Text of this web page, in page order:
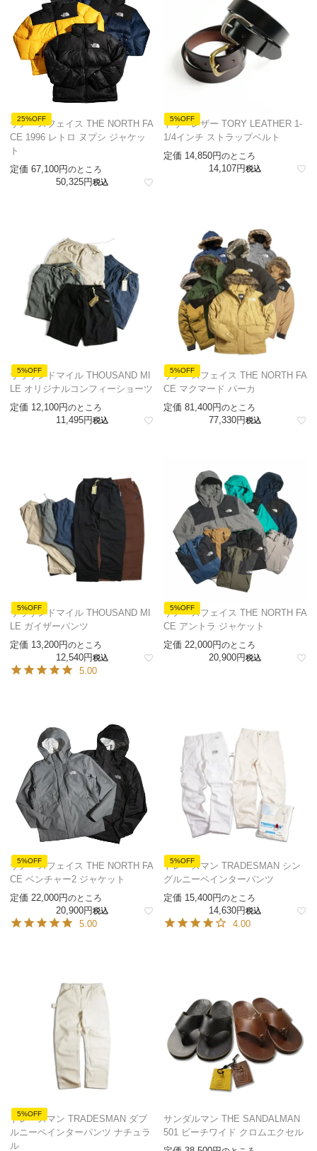
25%OFF
ザノースフェイス THE NORTH FA
CE 1996 レトロ ヌプシ ジャケッ
ト
定価 67,100 のところ
50,325 税込
5%OFF
トリーレザー TORY LEATHER 1-
1/4インチ ストラップベルト
定価 14,850 のところ
14,107 税込
5%OFF
サウザンドマイル THOUSAND MI
LE オリジナルコンフィーショーツ
定価 12,100 のところ
11,495 税込
5%OFF
ザノースフェイス THE NORTH FA
CE マクマード パーカ
定価 81,400 のところ
77,330 税込
5%OFF
サウザンドマイル THOUSAND MI
LE ガイザーパンツ
定価 13,200 のところ
12,540 税込
5.00
5%OFF
ザノースフェイス THE NORTH FA
CE アントラ ジャケット
定価 22,000 のところ
20,900 税込
5%OFF
ザノースフェイス THE NORTH FA
CE ベンチャー2 ジャケット
定価 22,000 のところ
20,900 税込
5.00
5%OFF
トレーズマン TRADESMAN シン
グルニーペインターパンツ
定価 15,400 のところ
14,630 税込
4.00
5%OFF
トレーズマン TRADESMAN ダブ
ルニーペインターパンツ ナチュラ
ル
サンダルマン THE SANDALMAN
501 ビーチワイド クロムエクセル